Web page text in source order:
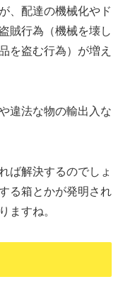
、配達の機械化やド
賊行為（機械を壊し
を盗む行為）が増え
違法な物の輸出入な
ば解決するのでしょ
る箱とかが発明され
ますね。